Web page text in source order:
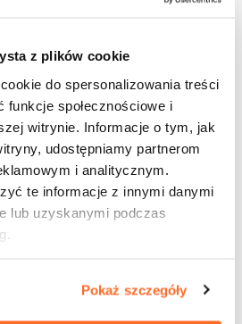
z plików cookie
do spersonalizowania treści
funkcje społecznościowe i
witrynie. Informacje o tym, jak
udostępniamy partnerom
i analitycznym.
te informacje z innymi danymi
lub uzyskanymi podczas
Pokaż szczegóły